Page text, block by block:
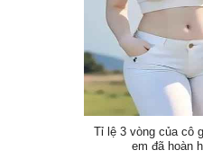
Tỉ lệ 3 vòng của cô
em đã hoàn